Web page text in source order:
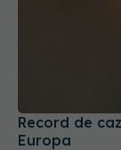
Record de
Europa